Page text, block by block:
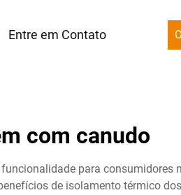
Entre em Contato
com canudo
para consumidores
de isolamento térmico